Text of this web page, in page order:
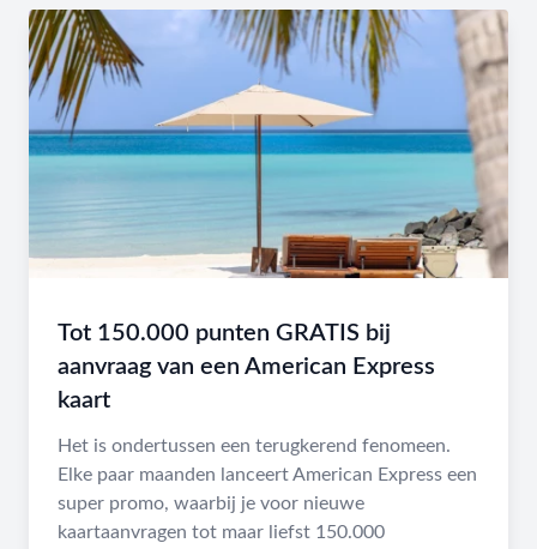
Tot 150.000 punten GRATIS bij
aanvraag van een American Express
kaart
Het is ondertussen een terugkerend fenomeen.
Elke paar maanden lanceert American Express een
super promo, waarbij je voor nieuwe
kaartaanvragen tot maar liefst 150.000